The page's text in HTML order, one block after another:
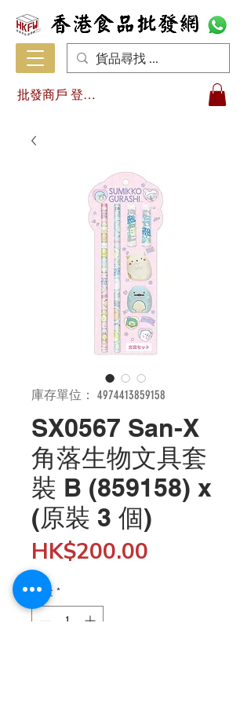
批發商戶 登入/註冊
庫存單位： 4974413859158
SX0567 San-X
角落生物文具套
裝 B (859158) x
(原裝 3 個)
HK$200.00
數量 *